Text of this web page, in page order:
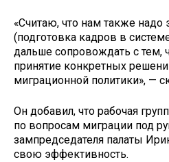
«Считаю, что нам также надо
(подготовка кадров в
дальше сопровождать с
принятие конкретных
миграционной политики», —
Он добавил, что рабочая
по вопросам миграции под
зампредседателя палаты
свою эффективность.